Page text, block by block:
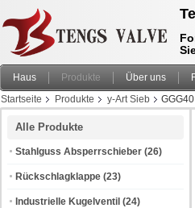
Haus Produkte Über uns
Startseite
Produkte y-Art Sieb
Alle Produkte
Stahlguss Absperrschieber (26)
Rückschlagklappe (23)
Industrielle Kugelventil (24)